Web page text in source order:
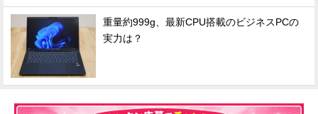
重量約999g、最新CPU搭載のビジネスPCの
実力は？